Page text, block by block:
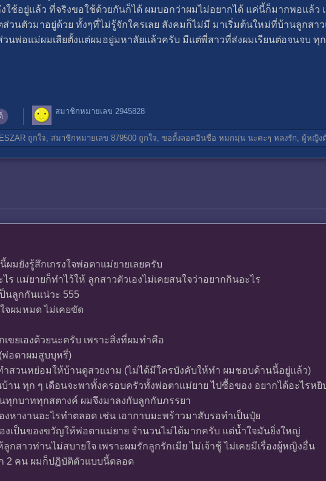
ใช้อยู่แล้ว ที่จริงขอใช้ด้วยกันก็ได้ ผมบอกว่าผมไม่อยากได้ แค่นี้ก็มากพอแล้ว
ส่วนตัวมาอยู่ด้วย ทั้งๆที่ไม่รู้จักใครเลย สังคมก็ไม่มี มาเริ่มต้นใหม่ที่บ้านลูกส
นพ่อแม่ผมเสียตั้งแต่ผมอยู่มหาลัยแล้วครับ มีแต่พี่สาวที่ส่งผมเรียนต่อจนจบ ทุ
สมาชิกหมายเลข 2945828
ถูกใจ, สมาชิกหมายเลข 879500 ถูกใจ, ขอตั้งลอคอินชื่อ หมกมุ่น นะคะๆ หลงรัก, ผู้หญิง
มยังรู้สึกเกรงใจพ่อตาแม่ยายเลยครับ
แม่ยายก็ทำไว้ให้ ลูกสาวตัวเองไม่เคยสนใจว่าอยากกินอะไร
นลูกกันแน่วะ 555
จผมหมด ไม่เคยขัด
ยเองด้วยนะครับ เพราะสิ่งที่ผมทำคือ
พ่อตาผมสูบบุหรี่)
สวนหย่อมให้บ้านดูสวยงาม (ไม่ได้มีใครบังคับให้ทำ ผมชอบด้านนี้อยู่แล้ว)
าน ทุก ๆ เดือนจะพาทั้งครอบครัวทั้งพ่อตาแม่ยาย ไปซื้อของ อยากได้อะไรห
ทุกบาททุกสตางค์ ผมจึงมาลงกับลูกกับภรรยา
หางานอะไรทำตลอด เช่น เอากาบมะพร้าวมาสับรอทำเป็นปุ๋ย
งเป็นของขวัญให้พ่อตาแม่ยาย จำนวนไม่ได้มากครับ แต่น้ำใจมันยิ่งใหญ่
กสาวท่านไม่สบายใจ เพราะผมรักลูกรักเมีย ไม่เจ้าชู้ ไม่เคยมีเรื่องผู้หญิงอื่น
2 คน ผมก็ปฏิบัติตัวแบบนี้ตลอด